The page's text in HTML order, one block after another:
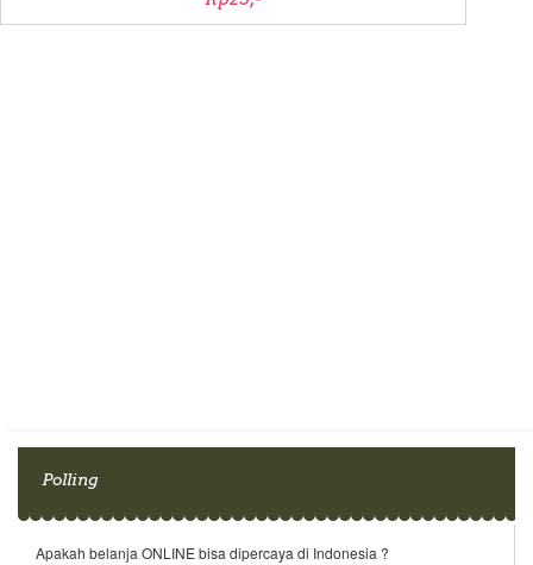
Polling
Apakah belanja ONLINE bisa dipercaya di Indonesia ?